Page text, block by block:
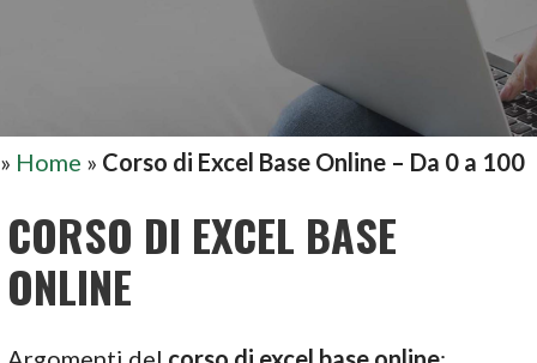
» Home » Corso di Excel Base Online – Da 0 a 100
CORSO DI EXCEL BASE
ONLINE